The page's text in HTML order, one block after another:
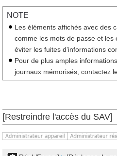
NOTE
Les éléments affichés avec des
comme les mots de passe et
éviter les fuites d'informations
Pour de plus amples
journaux mémorisés, contactez
[Restreindre l'accès du SAV]